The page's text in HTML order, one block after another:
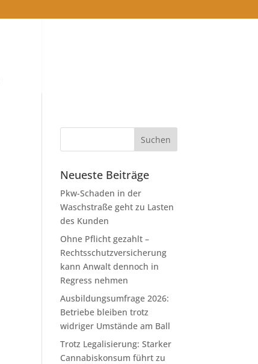
Neueste Beiträge
Pkw-Schaden in der
Waschstraße geht zu Lasten
des Kunden
Ohne Pflicht gezahlt –
Rechtsschutzversicherung
kann Anwalt dennoch in
Regress nehmen
Ausbildungsumfrage 2026:
Betriebe bleiben trotz
widriger Umstände am Ball
Trotz Legalisierung: Starker
Cannabiskonsum führt zu